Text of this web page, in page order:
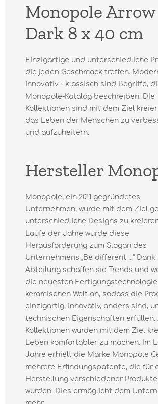
Monopole Arrow
Dark 8 x 40 cm
Einzigartige und unterschiedliche
die jeden Geschmack treffen.
innovativ - klassisch sind Begriffe,
Monopole-Katalog beschreiben. DIe
Kollektionen sind mit dem Ziel
das Leben der Menschen zu
und aufzuheitern.
Hersteller
Monopole, ein 2011 gegründetes
Unternehmen, wurde mit dem Ziel
unterschiedliche Designs zu
Laufe der Jahre wurde diese
Herausforderung zum Slogan des
Unternehmens „Be diﬀerent ...“ Dank
Abteilung schaffen sie Trends und
die neuesten
keramischen Welt an, sodass die
einzigartig, innovativ, anders sind,
technischen Eigenschaften erfüllen.
Kollektionen wurden mit dem Ziel
Leben komfortabler zu machen. Im
Jahre erhielt die Marke Monopole
mehrere Erfindungspatente, die für
Herstellung verschiedener
wurden. Dies ermöglicht dem